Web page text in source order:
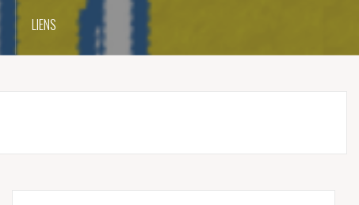
LIENS